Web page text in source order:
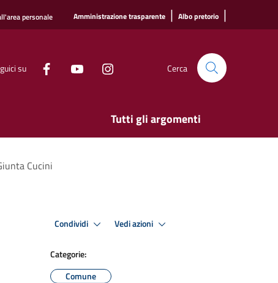
personale Amministrazione trasparente | Albo pretorio |
su Cerca
Tutti gli argomenti
Cucini
Condividi Vedi azioni
Categorie:
Comune